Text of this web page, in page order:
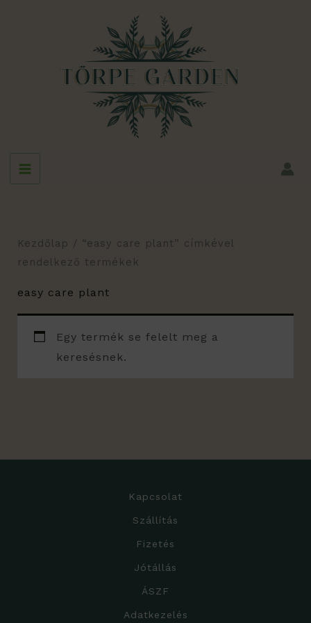
Kezdőlap / “easy care plant” címkével
rendelkező termékek
easy care plant
Egy termék se felelt meg a
keresésnek.
Kapcsolat
Szállítás
Fizetés
Jótállás
ÁSZF
Adatkezelés